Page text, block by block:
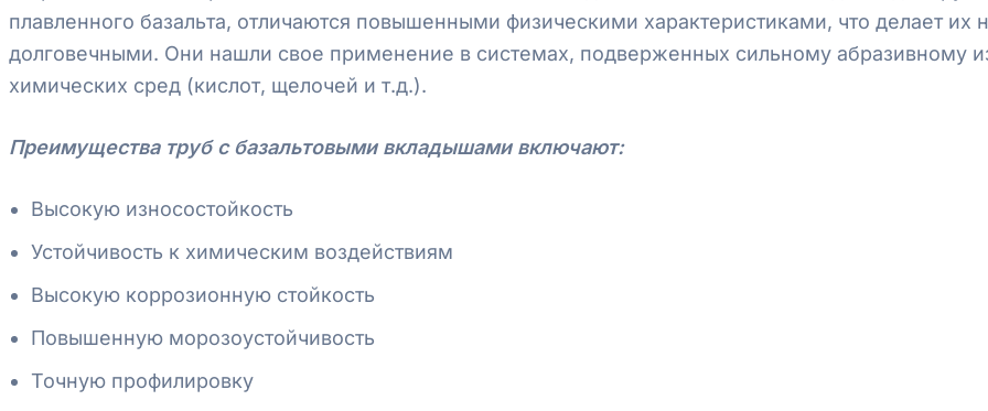
плавленного базальта, отличаются повышенными физическими характеристиками, что делает
долговечными. Они нашли свое применение в системах, подверженных сильному абразивному
химических сред (кислот, щелочей и т.д.).
Преимущества труб с базальтовыми вкладышами включают:
Высокую износостойкость
Устойчивость к химическим воздействиям
Высокую коррозионную стойкость
Повышенную морозоустойчивость
Точную профилировку